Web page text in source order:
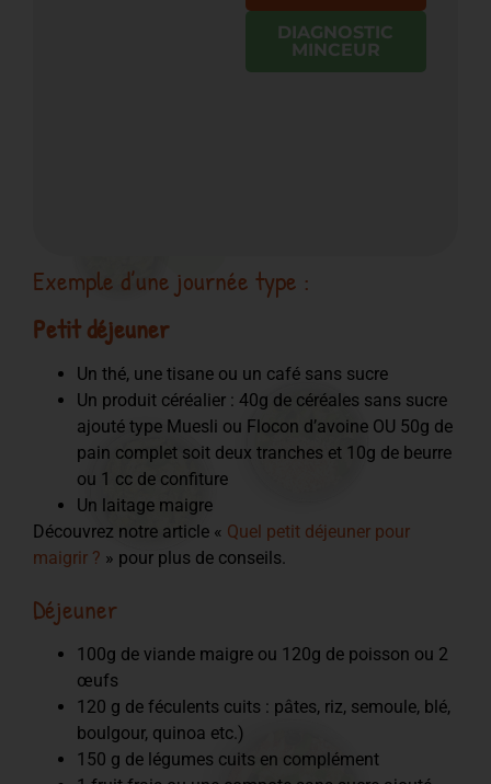
DIAGNOSTIC
MINCEUR
Exemple d’une journée type :
Petit déjeuner
Un thé, une tisane ou un café sans sucre
Un produit céréalier : 40g de céréales sans sucre
ajouté type Muesli ou Flocon d’avoine OU 50g de
pain complet soit deux tranches et 10g de beurre
ou 1 cc de confiture
Un laitage maigre
Découvrez notre article « Quel petit déjeuner pour
maigrir ? » pour plus de conseils.
Déjeuner
100g de viande maigre ou 120g de poisson ou 2
œufs
120 g de féculents cuits : pâtes, riz, semoule, blé,
boulgour, quinoa etc.)
150 g de légumes cuits en complément